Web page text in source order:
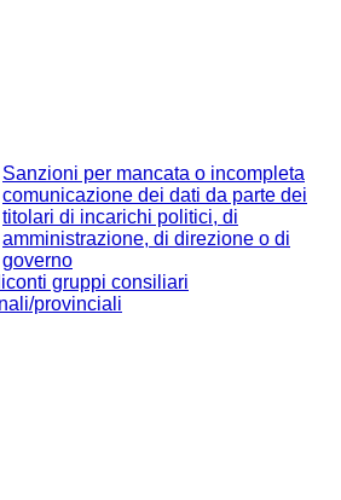
Sanzioni per mancata o incompleta
comunicazione dei dati da parte dei
titolari di incarichi politici, di
amministrazione, di direzione o di
governo
gruppi consiliari
provinciali